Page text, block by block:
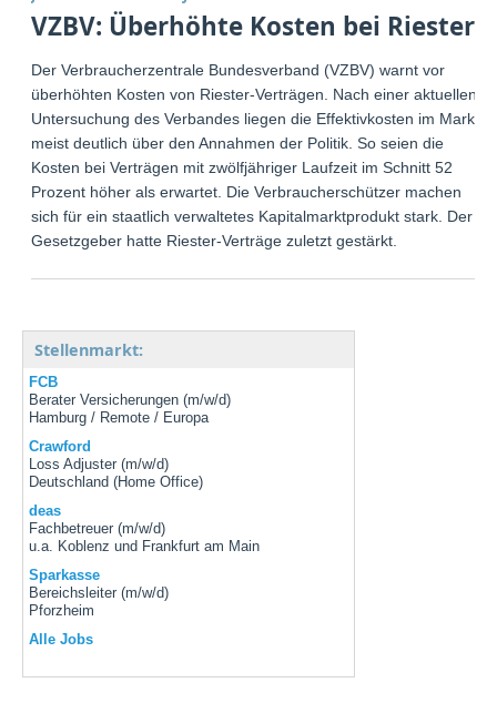
VZBV: Überhöhte Kosten bei Riester
Der Verbraucherzentrale Bundesverband (VZBV) warnt vor
überhöhten Kosten von Riester-Verträgen. Nach einer aktuellen
Untersuchung des Verbandes liegen die Effektivkosten im Markt
meist deutlich über den Annahmen der Politik. So seien die
Kosten bei Verträgen mit zwölfjähriger Laufzeit im Schnitt 52
Prozent höher als erwartet. Die Verbraucherschützer machen
sich für ein staatlich verwaltetes Kapitalmarktprodukt stark. Der
Gesetzgeber hatte Riester-Verträge zuletzt gestärkt.
Stellenmarkt:
FCB
Berater Versicherungen (m/w/d)
Hamburg / Remote / Europa
Crawford
Loss Adjuster (m/w/d)
Deutschland (Home Office)
deas
Fachbetreuer (m/w/d)
u.a. Koblenz und Frankfurt am Main
Sparkasse
Bereichsleiter (m/w/d)
Pforzheim
Alle Jobs